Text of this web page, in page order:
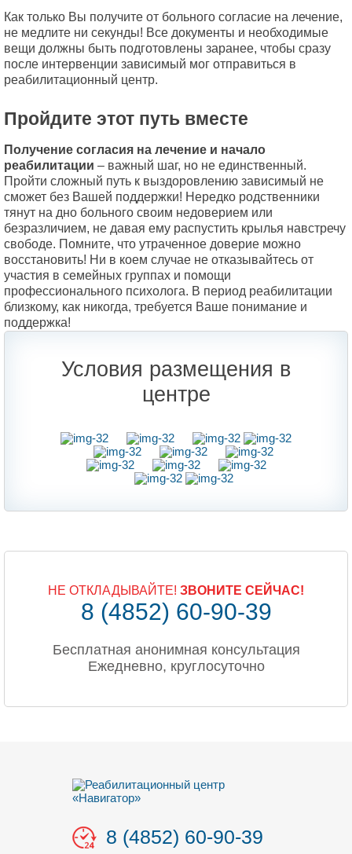
Как только Вы получите от больного согласие на лечение,
не медлите ни секунды! Все документы и необходимые
вещи должны быть подготовлены заранее, чтобы сразу
после интервенции зависимый мог отправиться в
реабилитационный центр.
Пройдите этот путь вместе
Получение согласия на лечение и начало
реабилитации – важный шаг, но не единственный.
Пройти сложный путь к выздоровлению зависимый не
сможет без Вашей поддержки! Нередко родственники
тянут на дно больного своим недоверием или
безразличием, не давая ему распустить крылья навстречу
свободе. Помните, что утраченное доверие можно
восстановить! Ни в коем случае не отказывайтесь от
участия в семейных группах и помощи
профессионального психолога. В период реабилитации
близкому, как никогда, требуется Ваше понимание и
поддержка!
Условия размещения в
центре
НЕ ОТКЛАДЫВАЙТЕ! ЗВОНИТЕ СЕЙЧАС!
8 (4852) 60-90-39
Бесплатная анонимная консультация
Ежедневно, круглосуточно
8 (4852) 60-90-39